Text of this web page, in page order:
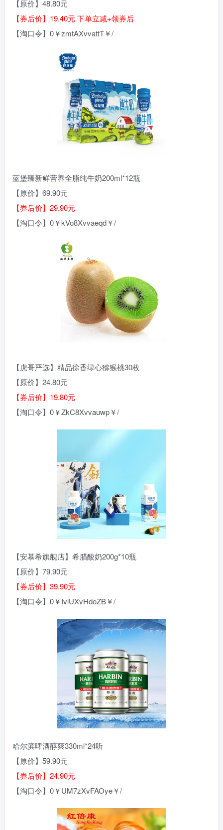
【原价】48.80元
【券后价】19.40元 下单立减+领券后
【淘口令】0￥zmtAXvvattT￥/
蓝堡臻新鲜营养全脂纯牛奶200ml*12瓶
【原价】69.90元
【券后价】29.90元
【淘口令】0￥kVo8Xvvaeqd￥/
【虎哥严选】精品徐香绿心猕猴桃30枚
【原价】24.80元
【券后价】19.80元
【淘口令】0￥ZkC8Xvvauwp￥/
【安慕希旗舰店】希腊酸奶200g*10瓶
【原价】79.90元
【券后价】39.90元
【淘口令】0￥IvlUXvHdoZB￥/
哈尔滨啤酒醇爽330ml*24听
【原价】59.90元
【券后价】24.90元
【淘口令】0￥UM7zXvFAOye￥/